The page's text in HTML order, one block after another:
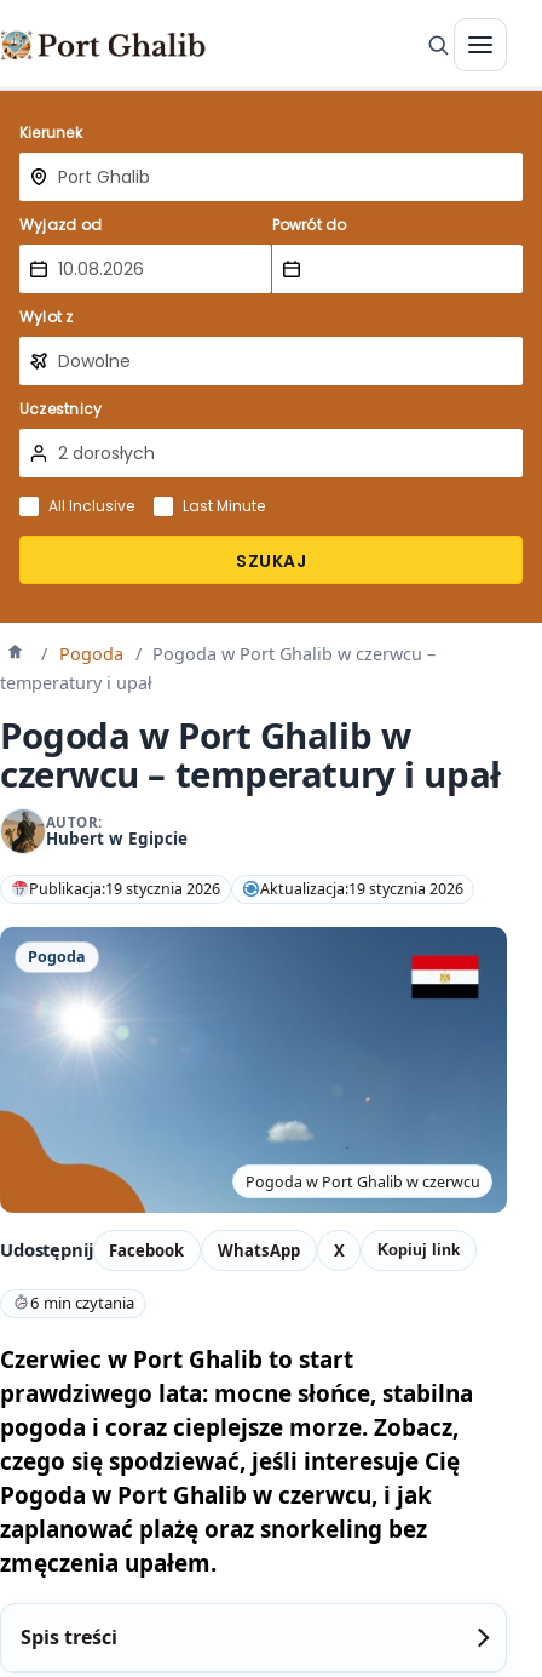
Kierunek
Wyjazd od Powrót do
Wylot z
Uczestnicy
SZUKAJ
All Inclusive Last Minute
Strona
główna
/ Pogoda / Pogoda w Port Ghalib w czerwcu –
temperatury i upał
Pogoda w Port Ghalib w
czerwcu – temperatury i upał
AUTOR:
Hubert w Egipcie
Publikacja:19 stycznia 2026 Aktualizacja:19 stycznia 2026
Pogoda
Pogoda w Port Ghalib w czerwcu
Udostępnij Facebook WhatsApp X Kopiuj link
6 min czytania
Czerwiec w Port Ghalib to start
prawdziwego lata: mocne słońce, stabilna
pogoda i coraz cieplejsze morze. Zobacz,
czego się spodziewać, jeśli interesuje Cię
Pogoda w Port Ghalib w czerwcu, i jak
zaplanować plażę oraz snorkeling bez
zmęczenia upałem.
Spis treści